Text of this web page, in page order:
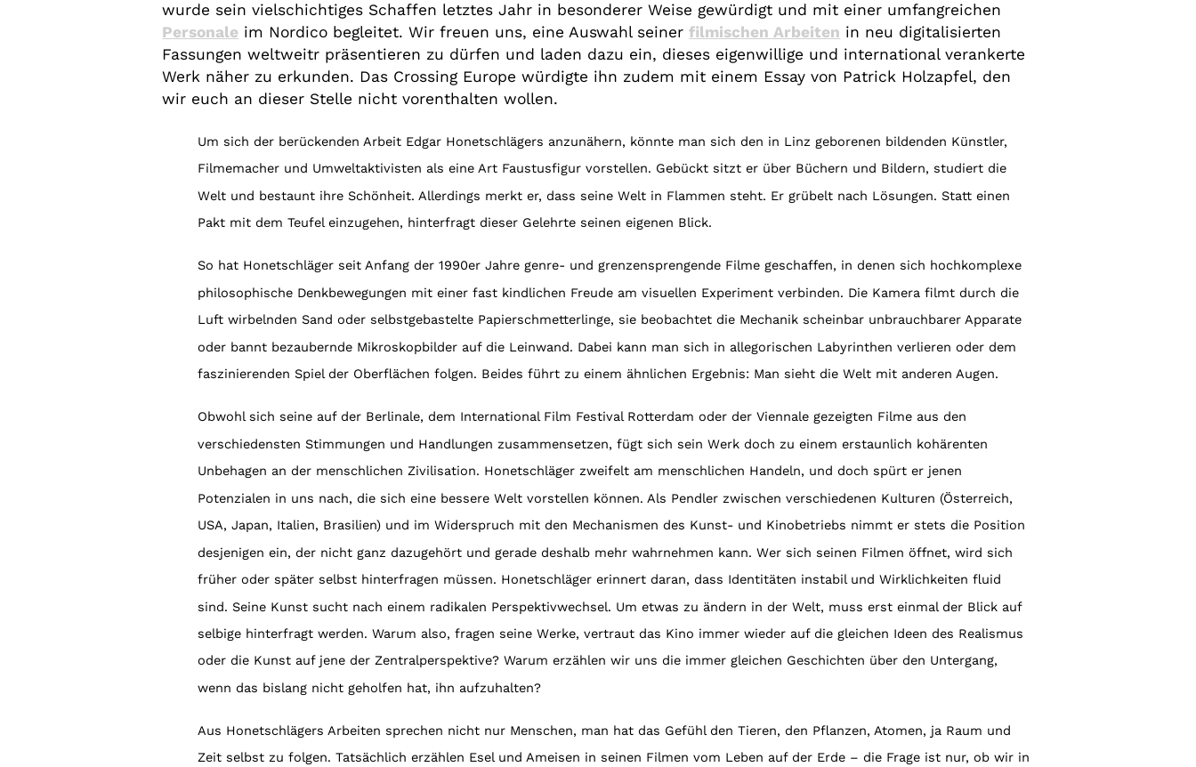
wurde sein vielschichtiges Schaffen letztes Jahr in besonderer Weise gewürdigt und mit einer umfangreichen
Personale im Nordico begleitet. Wir freuen uns, eine Auswahl seinerfilmischen Arbeiten in neu digitalisierten
Fassungen weltweitr präsentieren zu dürfen und laden dazu ein, dieses eigenwillige und international verankerte
Werk näher zu erkunden. Das Crossing Europe würdigte ihn zudem mit einem Essay von Patrick Holzapfel, den
wir euch an dieser Stelle nicht vorenthalten wollen.
Um sich der berückenden Arbeit Edgar Honetschlägers anzunähern, könnte man sich den in Linz geborenen bildenden Künstler,
Filmemacher und Umweltaktivisten als eine Art Faustusfigur vorstellen. Gebückt sitzt er über Büchern und Bildern, studiert die
Welt und bestaunt ihre Schönheit. Allerdings merkt er, dass seine Welt in Flammen steht. Er grübelt nach Lösungen. Statt einen
Pakt mit dem Teufel einzugehen, hinterfragt dieser Gelehrte seinen eigenen Blick.
So hat Honetschläger seit Anfang der 1990er Jahre genre- und grenzensprengende Filme geschaffen, in denen sich hochkomplexe
philosophische Denkbewegungen mit einer fast kindlichen Freude am visuellen Experiment verbinden. Die Kamera filmt durch die
Luft wirbelnden Sand oder selbstgebastelte Papierschmetterlinge, sie beobachtet die Mechanik scheinbar unbrauchbarer Apparate
oder bannt bezaubernde Mikroskopbilder auf die Leinwand. Dabei kann man sich in allegorischen Labyrinthen verlieren oder dem
faszinierenden Spiel der Oberflächen folgen. Beides führt zu einem ähnlichen Ergebnis: Man sieht die Welt mit anderen Augen.
Obwohl sich seine auf der Berlinale, dem International Film Festival Rotterdam oder der Viennale gezeigten Filme aus den
verschiedensten Stimmungen und Handlungen zusammensetzen, fügt sich sein Werk doch zu einem erstaunlich kohärenten
Unbehagen an der menschlichen Zivilisation. Honetschläger zweifelt am menschlichen Handeln, und doch spürt er jenen
Potenzialen in uns nach, die sich eine bessere Welt vorstellen können. Als Pendler zwischen verschiedenen Kulturen (Österreich,
USA, Japan, Italien, Brasilien) und im Widerspruch mit den Mechanismen des Kunst- und Kinobetriebs nimmt er stets die Position
desjenigen ein, der nicht ganz dazugehört und gerade deshalb mehr wahrnehmen kann. Wer sich seinen Filmen öffnet, wird sich
früher oder später selbst hinterfragen müssen. Honetschläger erinnert daran, dass Identitäten instabil und Wirklichkeiten fluid
sind. Seine Kunst sucht nach einem radikalen Perspektivwechsel. Um etwas zu ändern in der Welt, muss erst einmal der Blick auf
selbige hinterfragt werden. Warum also, fragen seine Werke, vertraut das Kino immer wieder auf die gleichen Ideen des Realismus
oder die Kunst auf jene der Zentralperspektive? Warum erzählen wir uns die immer gleichen Geschichten über den Untergang,
wenn das bislang nicht geholfen hat, ihn aufzuhalten?
Aus Honetschlägers Arbeiten sprechen nicht nur Menschen, man hat das Gefühl den Tieren, den Pflanzen, Atomen, ja Raum und
Zeit selbst zu folgen. Tatsächlich erzählen Esel und Ameisen in seinen Filmen vom Leben auf der Erde – die Frage ist nur, ob wir in